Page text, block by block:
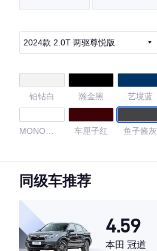
2024款 2.0T 两驱尊悦版
铂钻白 瀚金黑 艺境蓝
MONO
车厘子红 鱼子酱灰
4.69
·外观表现较为优秀，优于53%同级车
·内饰表现较为优秀，优于75%同级车
·空间表现较为优秀，优于50%同级车
同级车推荐
4.59
本田 冠道